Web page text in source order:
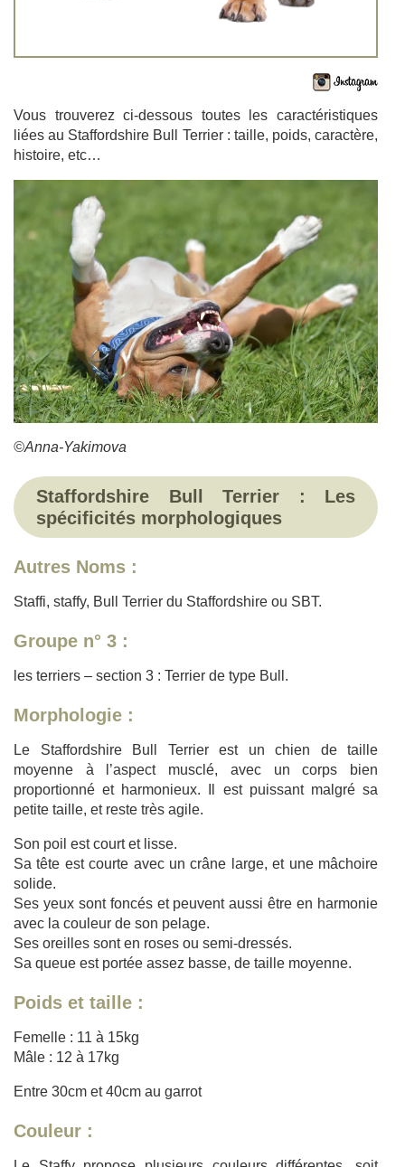
Vous trouverez ci-dessous toutes les caractéristiques
liées au Staffordshire Bull Terrier : taille, poids, caractère,
histoire, etc…
©Anna-Yakimova
Staffordshire Bull Terrier : Les
spécificités morphologiques
Autres Noms :
Staffi, staffy, Bull Terrier du Staffordshire ou SBT.
Groupe n° 3 :
les terriers – section 3 : Terrier de type Bull.
Morphologie :
Le Staffordshire Bull Terrier est un chien de taille
moyenne à l’aspect musclé, avec un corps bien
proportionné et harmonieux. Il est puissant malgré sa
petite taille, et reste très agile.
Son poil est court et lisse.
Sa tête est courte avec un crâne large, et une mâchoire
solide.
Ses yeux sont foncés et peuvent aussi être en harmonie
avec la couleur de son pelage.
Ses oreilles sont en roses ou semi-dressés.
Sa queue est portée assez basse, de taille moyenne.
Poids et taille :
Femelle : 11 à 15kg
Mâle : 12 à 17kg
Entre 30cm et 40cm au garrot
Couleur :